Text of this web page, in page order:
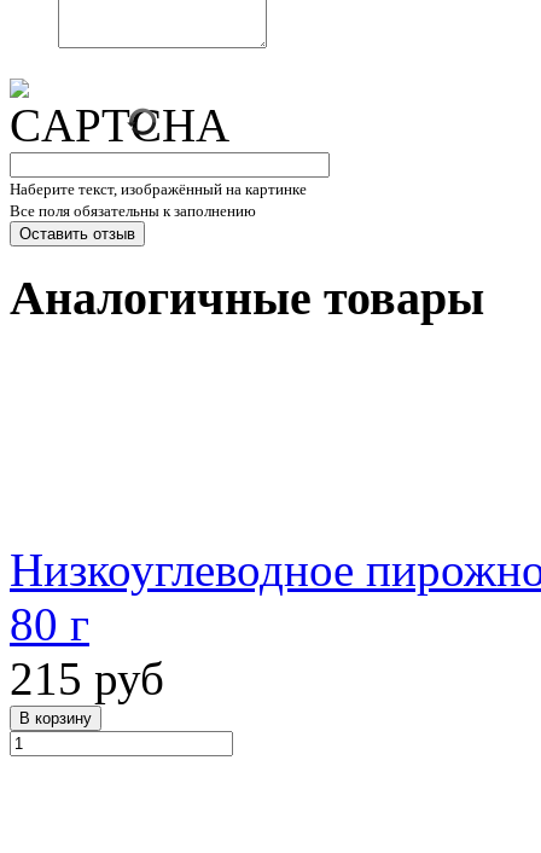
Наберите текст, изображённый на картинке
Все поля обязательны к заполнению
Аналогичные товары
Низкоуглеводное
80 г
215 руб